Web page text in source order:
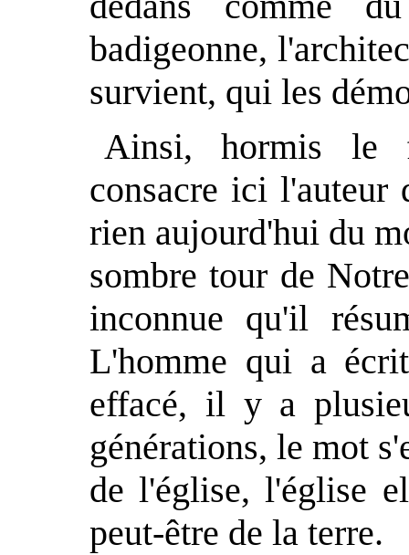
badigeonne,
survient, qui les
Ainsi, hormis le
consacre ici
rien aujourd'hui du
sombre tour de
inconnue qu'il
L'homme qui a
effacé, il y a
générations, le mot
de l'église, l'église
peut-être de la terre.